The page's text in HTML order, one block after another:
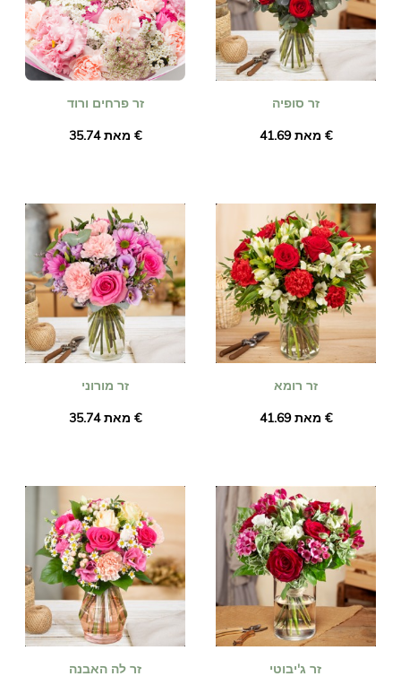
זר פרחים ורוד
מאת ‏35.74 €
זר סופיה
מאת ‏41.69 €
זר מורוני
מאת ‏35.74 €
זר רומא
מאת ‏41.69 €
זר לה האבנה
זר ג'יבוטי